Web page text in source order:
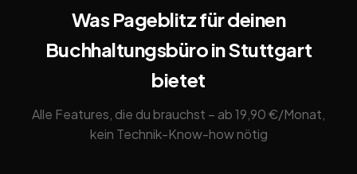
Was Pageblitz für deinen
Buchhaltungsbüro in Stuttgart
bietet
Alle Features, die du brauchst – ab 19,90 €/Monat,
kein Technik-Know-how nötig